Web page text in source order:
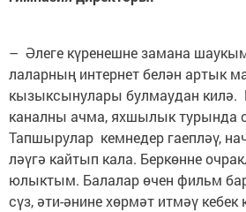
– Әлеге күренешне замана
лаларның интернет белән артык
кызыксынулары булмаудан ки­лә.
каналны ачма, яхшылык турында
Тапшырулар кемнедер гаепләү,
ләүгә кайтып кала. Беркөнне
юлыктым. Балалар өчен фильм
сүз, әти-әнине хөрмәт итмәү